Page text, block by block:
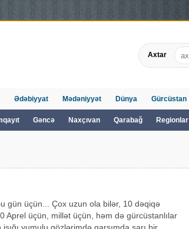
Axtar
Gəncə Naxçıvan Qarabağ Regionlar
Ədəbiyyat Mədəniyyət Dünya Gürcüstan
gün üçün... Çox uzun ola bilər, 10 dəqiqə
Aprel üçün, millət üçün, həm də gürcüstanlılar